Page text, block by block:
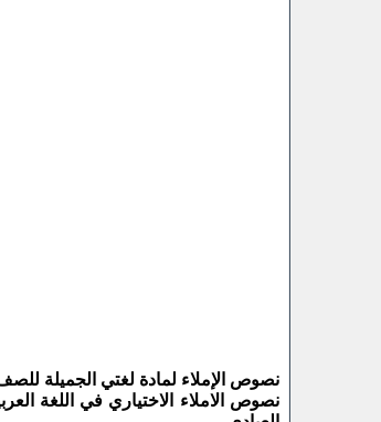
نصوص الإملاء لمادة لغتي الجميلة للصف
نصوص الاملاء الاختياري في اللغة